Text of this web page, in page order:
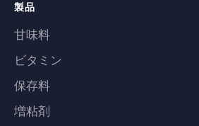
製品
甘味料
ビタミン
保存料
増粘剤